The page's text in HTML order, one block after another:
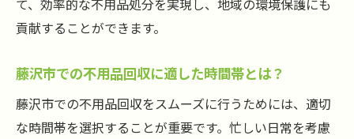
イス
ポイント
不用品を減らすことで得られる藤沢市での
住環境のメリット
て、効率的な不用品処分を実現し、地域の環境保護にも
貢献することができます。
藤沢市での不用品回収に適した時間帯とは？
藤沢市での不用品回収をスムーズに行うためには、適切
な時間帯を選択することが重要です。忙しい日常を考慮